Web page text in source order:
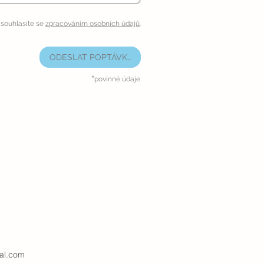
se zpracováním osobních údajů.
ODESLAT POPTÁVKU
*povinné údaje